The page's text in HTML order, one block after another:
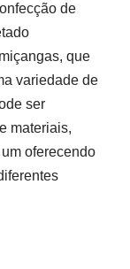
de
que
variedade de
ser
materiais,
oferecendo